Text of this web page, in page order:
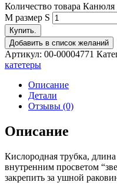
Количество товара
М размер S
Купить.
Добавить в список желаний
Артикул: 00-00004771
катетеры
Описание
Детали
Отзывы (0)
Описание
Кислородная трубка,
внутренним просветом
закрепить за ушной